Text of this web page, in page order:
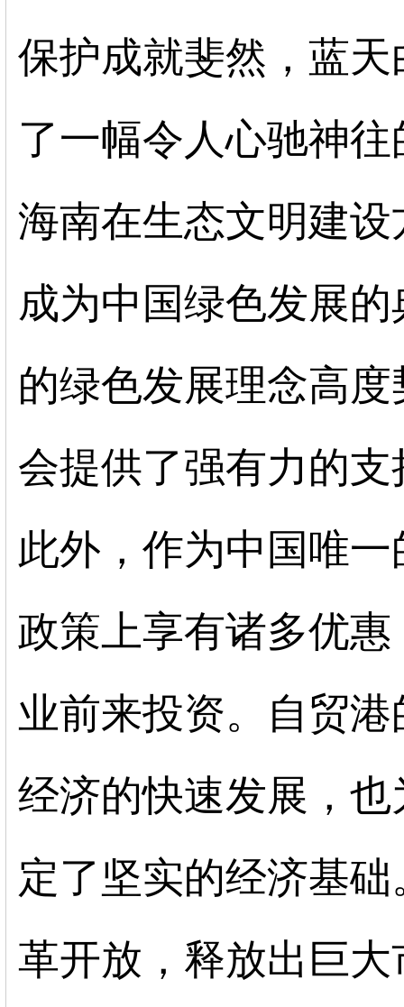
保护成就斐然，蓝
了一幅令人心驰神
海南在生态文明建
成为中国绿色发展
的绿色发展理念高
会提供了强有力的支
此外，作为中国唯
政策上享有诸多优
业前来投资。自贸
经济的快速发展，
定了坚实的经济基
革开放，释放出巨